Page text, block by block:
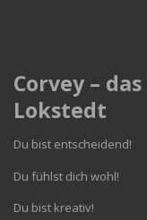
Corvey –
Lokstedt
Du bist entscheidend!
Du fühlst dich wohl!
Du bist kreativ!